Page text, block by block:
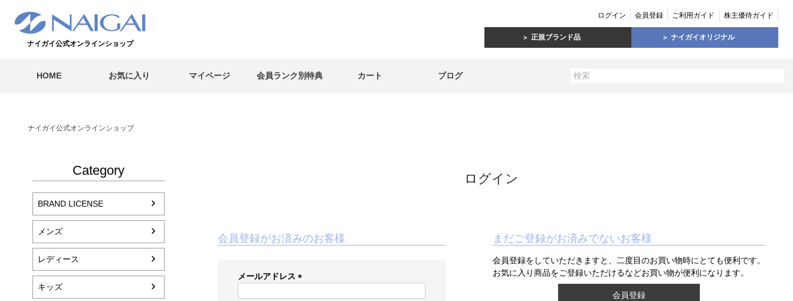
ナイガイ公式オンラインショップ
ログイン 会員登録 ご利用ガイド 株主優待ガイド
正規ブランド品 ナイガイオリジナル
HOME お気に入り マイページ 会員ランク別特典 カート ブログ
ナイガイ公式オンラインショップ
Category
BRAND LICENSE
メンズ
レディース
キッズ
ログイン
会員登録がお済みのお客様
メールアドレス
まだご登録がお済みでないお客様
会員登録をしていただきますと、二度目のお買い物時にとても便利です。
お気に入り商品をご登録いただけるなどお買い物が便利になります。
会員登録